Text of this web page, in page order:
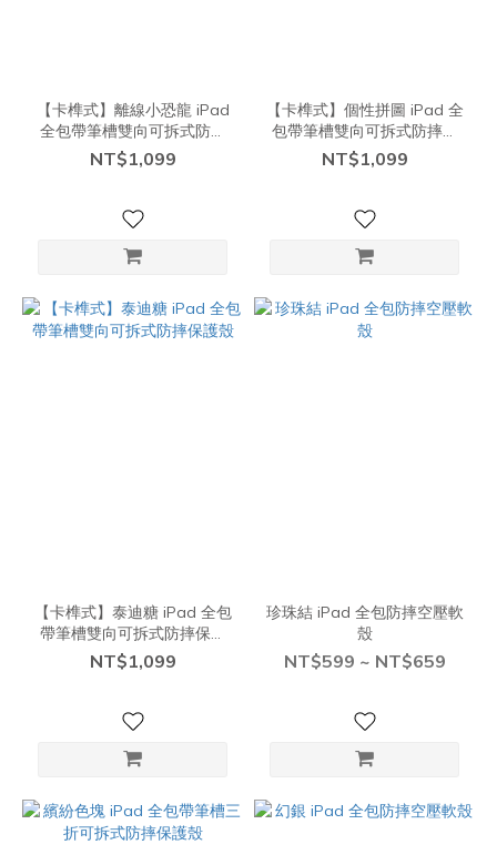
【卡榫式】離線小恐龍 iPad
全包帶筆槽雙向可拆式防摔
保護殼
NT$1,099
【卡榫式】個性拼圖 iPad 全
包帶筆槽雙向可拆式防摔保
護殼
NT$1,099
【卡榫式】泰迪糖 iPad 全包
帶筆槽雙向可拆式防摔保護
殼
NT$1,099
珍珠結 iPad 全包防摔空壓軟
殼
NT$599 ~ NT$659